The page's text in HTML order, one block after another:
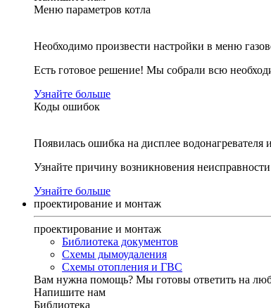
Меню параметров котла
Необходимо произвести настройки в меню
Есть готовое решение! Мы собрали всю
Узнайте больше
Коды ошибок
Появилась ошибка на дисплее водонагревателя
Узнайте причину возникновения
Узнайте больше
проектирование и монтаж
проектирование и монтаж
Библиотека документов
Схемы дымоудаления
Схемы отопления и ГВС
Вам нужна помощь? Мы готовы ответить на
Напишите нам
Библиотека